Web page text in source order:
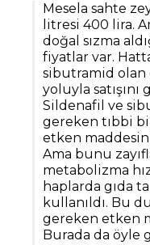
Mesela sahte
litresi 400 lira.
doğal sızma
fiyatlar var.
sibutramid
yoluyla
Sildenafil ve
gereken tıbbi
etken
Ama bunu
metabolizma
haplarda gıda
kullanıldı. Bu
gereken etken
Burada da öyle